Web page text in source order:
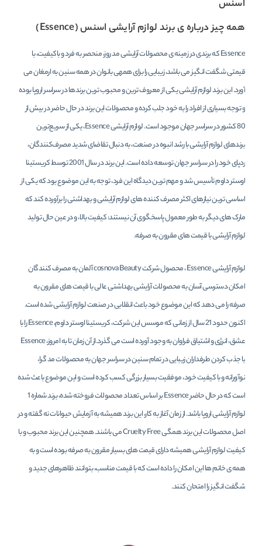
اسنس
همه چیز درباره ی برند لوازم آرایشی اسنس (Essence)
Essence که برندی در زمینه ی محصولات آرایشی مد روز، منحصر به فرد و باکیفیت، با
قیمتی شگفت انگیز می باشد، زیبایی را برای همه­ی بانوان در همه سنین به ارمغان می
آورد. این برند لوازم آرایشی یکی از معروف ترین و محبوب ترین برندها در سراسر اروپا بوده
و توجه بسیاری از افراد را به خود جلب کرده و محصولات این برند در حال حاضر در بیش از
80 کشور در سراسر جهان موجود است. لوازم آرایشی Essence، یکی از سریع‌ترین
برندهای لوازم آرایشی با رشد انبوه در صنعت، به دنبال تقاضای شدید مصرف‌کنندگان،
ردپای خود را در سراسر جهان توسعه داده است. این برند در سال 2001 توسط کریستینا
اوستر داوم تأسیس شد و مهم ترین دیدگاه این فرد، توجه به این موضوع بود که یکی از
اساسی ترین نیازهای اکثر مصرف کننده های لوازم آرایشی و بهداشتی را برآورده کند که
مارک های دیگر به طور معمول پاسخگوی آن نیستند: کیفیت بالا، و در عین حال تولید
لوازم آرایشی با قیمت های مقرون به صرفه.
لوازم آرایشی Essence ، محصول شرکت cosnova Beauty آلمان به مصرف کنندگان
امکان دسترسی آسان به محصولات آرایشی بهداشتی عالی با قیمت های مقرون به
صرفه را می دهد که این موضوع خود باعث انقلابی در صنعت لوازم آرایشی شده است.
اکنون حدود 21 سال از زمانی که موسس این شرکت، کریستینا اوستر داوم، Essence را با
عشق، انرژی و اشتیاق فراوان به وجود آورده است می گذرد.از آن زمان تا به امروز، Essence
با جذب کردن طرفداران زیبایی در تمام سنین در سراسر جهان به محصولات مد گرا،
نوآورانه و با کیفیت خود، موفقیت بسیار بزرگی کسب کرده است و این موضوع باعث شده
است که در حال حاضر Essence بر اساس تعداد محصولات فروخته شده، برند شماره 1
لوازم آرایشی اروپا باشد. از زمان آغاز به کار، این برند همیشه به آزمایش حیوانات نه گفته و در
اصل محصولات این برند همگی Cruelty Free می باشند. همچنین این برند محبوب و با
کیفیت لوازم آرایشی همیشه دارای قیمت های بسیار مقرون به صرفه بوده است و به
همه ی خانم ها این امکان را داده است که با قیمت مناسب، بتوانند ظاهرهای جدید و
شگفت انگیز را امتحان کنند.